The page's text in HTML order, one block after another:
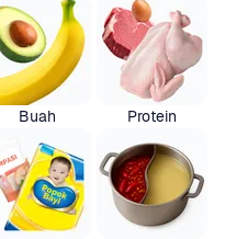
Buah Protein